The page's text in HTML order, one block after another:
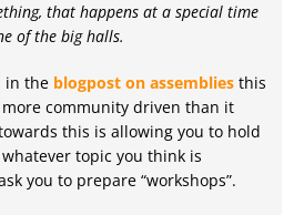
that happens at a special time
of the big halls.
in the blogpost on assemblies this
community driven than it
this is allowing you to hold
topic you think is
you to prepare “workshops”.